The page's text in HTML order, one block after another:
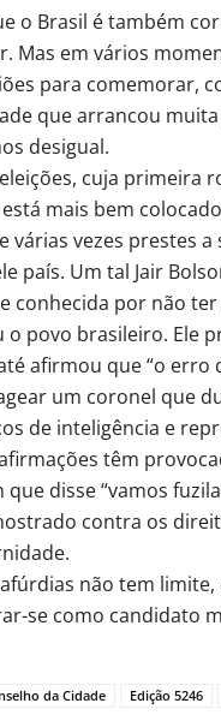
o Brasil é também
Mas em vários
para comemorar,
que arrancou
desigual.
cuja primeira
mais bem
várias vezes prestes
país. Um tal Jair
conhecida por não
o povo brasileiro. Ele
afirmou que “o
um coronel que
de inteligência e
têm
disse “vamos
contra os
não tem
se como candidato
da Cidade Edição 5246